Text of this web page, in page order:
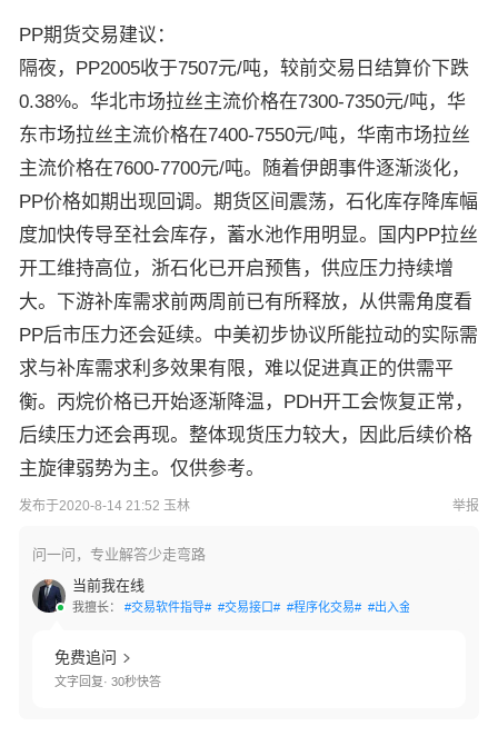
PP期货交易建议：
隔夜，PP2005收于7507元/吨，较前交易日结算价下跌
0.38%。华北市场拉丝主流价格在7300-7350元/吨，华
东市场拉丝主流价格在7400-7550元/吨，华南市场拉丝
主流价格在7600-7700元/吨。随着伊朗事件逐渐淡化，
PP价格如期出现回调。期货区间震荡，石化库存降库幅
度加快传导至社会库存，蓄水池作用明显。国内PP拉丝
开工维持高位，浙石化已开启预售，供应压力持续增
大。下游补库需求前两周前已有所释放，从供需角度看
PP后市压力还会延续。中美初步协议所能拉动的实际需
求与补库需求利多效果有限，难以促进真正的供需平
衡。丙烷价格已开始逐渐降温，PDH开工会恢复正常，
后续压力还会再现。整体现货压力较大，因此后续价格
主旋律弱势为主。仅供参考。
发布于2020-8-14 21:52 玉林 举报
问一问，专业解答少走弯路
当前我在线
我擅长： #交易软件指导# #交易接口# #程序化交易# #出入金指导#
免费追问
文字回复· 30秒快答